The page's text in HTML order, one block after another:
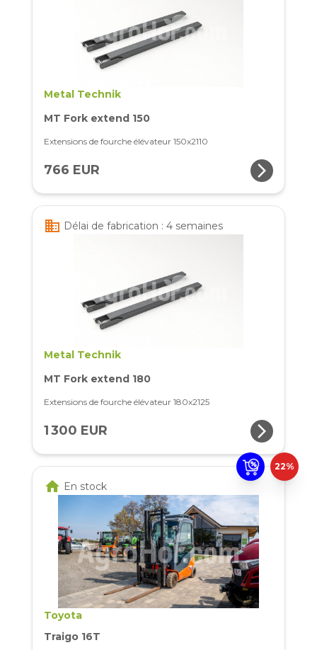
Metal Technik
MT Fork extend 150
Extensions de fourche élévateur 150x2110
766 EUR arrow_forward_ios
business Délai de fabrication : 4 semaines
Metal Technik
MT Fork extend 180
Extensions de fourche élévateur 180x2125
1 300 EUR arrow_forward_ios
22%
home En stock
Toyota
Traigo 16T